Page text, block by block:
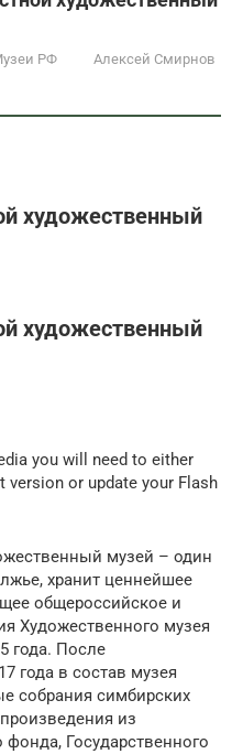
РФ Алексей Смирнов
художественный
художественный
you will need to either
version or update your Flash
музей – один
хранит ценнейшее
общероссийское и
Художественного музея
года. После
года в состав музея
собрания симбирских
из
фонда, Государственного